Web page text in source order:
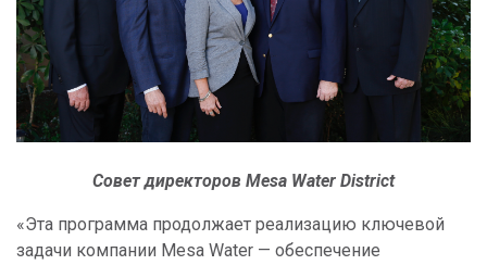
Совет директоров Mesa Water District
«Эта программа продолжает реализацию ключевой
задачи компании Mesa Water — обеспечение